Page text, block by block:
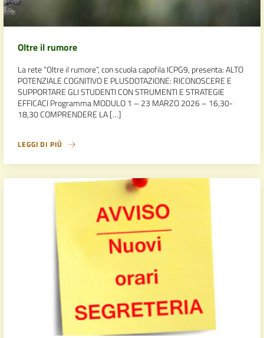
Oltre il rumore
La rete “Oltre il rumore”, con scuola capofila ICPG9, presenta: ALTO
POTENZIALE COGNITIVO E PLUSDOTAZIONE: RICONOSCERE E
SUPPORTARE GLI STUDENTI CON STRUMENTI E STRATEGIE
EFFICACI Programma MODULO 1 – 23 MARZO 2026 – 16,30-
18,30 COMPRENDERE LA […]
LEGGI DI PIÙ